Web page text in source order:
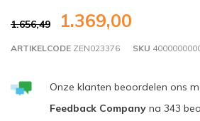
1.656,49 1.369,00
ARTIKELCODE ZEN023376 SKU
Onze klanten beoordelen ons
Feedback Companyna 343